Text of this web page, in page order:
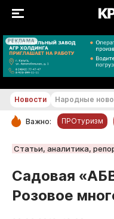
РЕКЛАМА
РУБРИКИ
Новости
Статьи
Новости Народные
Важно: ПРОтуризм
Статьи, аналитика,
Садовая
Розовое